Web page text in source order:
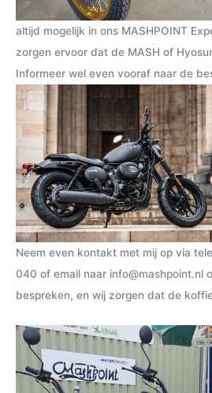
altijd mogelijk in ons MASHPOINT
zorgen ervoor dat de MASH of
Informeer wel even vooraf naar de
Neem even kontakt met mij op via
040 of email naar info@mashpoint.nl
bespreken, en wij zorgen dat de